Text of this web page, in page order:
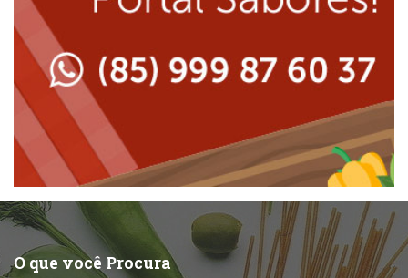
Lanchonetes
Massas
Peixes e Frutos do Mar
Pizzarias
Peixes e Frutos do Mar
Pizzarias
Portuguesa
Sobremesas e sorvetes
O que você Procura